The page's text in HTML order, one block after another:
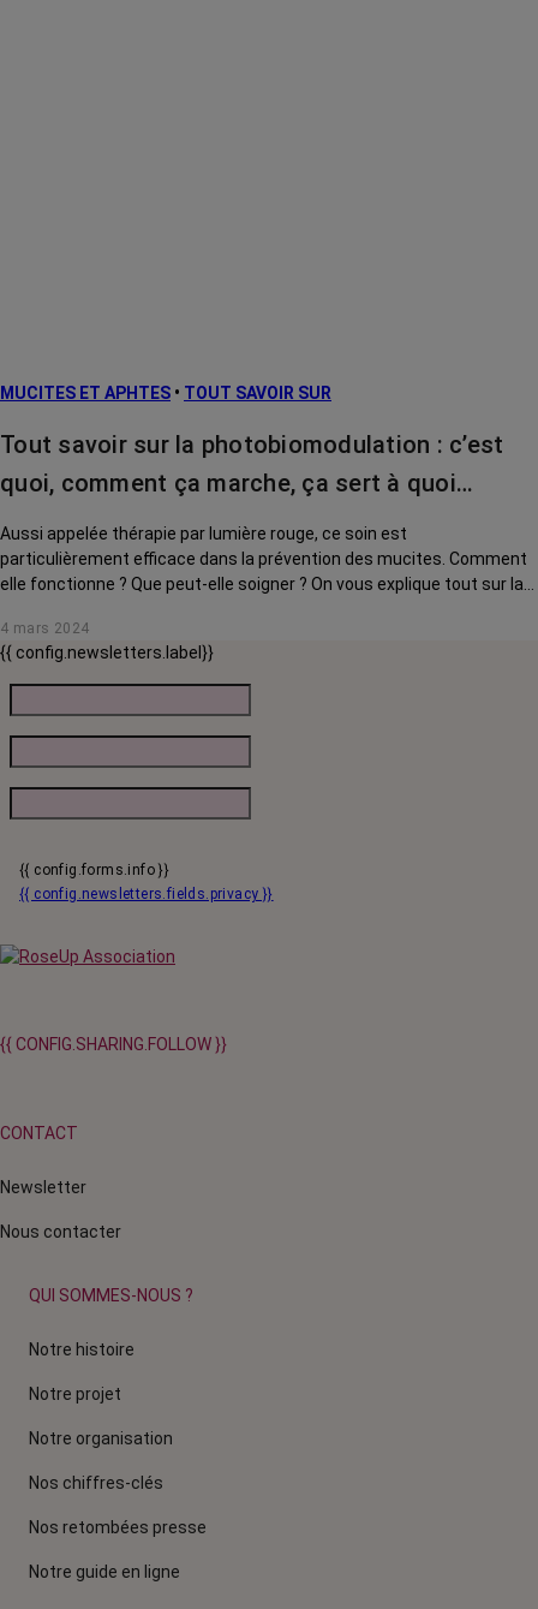
MUCITES ET APHTES • TOUT SAVOIR SUR
Tout savoir sur la photobiomodulation : c’est
quoi, comment ça marche, ça sert à quoi…
Aussi appelée thérapie par lumière rouge, ce soin est
particulièrement efficace dans la prévention des mucites. Comment
elle fonctionne ? Que peut-elle soigner ? On vous explique tout sur la
4 mars 2024
{{ config.newsletters.label}}
{{ config.forms.info }}
{{ config.newsletters.fields.privacy }}
{{ CONFIG.SHARING.FOLLOW }}
CONTACT
Newsletter
Nous contacter
QUI SOMMES-NOUS ?
Notre histoire
Notre projet
Notre organisation
Nos chiffres-clés
Nos retombées presse
Notre guide en ligne